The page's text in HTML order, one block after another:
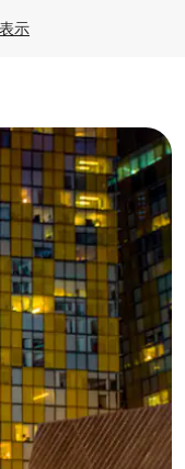
示
認することができます。